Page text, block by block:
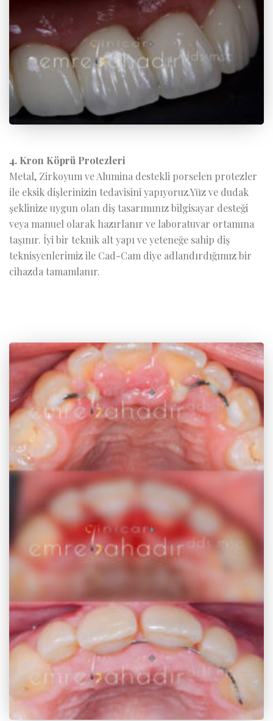
4. Kron Köprü Protezleri
Metal, Zirkoyum ve Alumina destekli porselen protezler
ile eksik dişlerinizin tedavisini yapıyoruz.Yüz ve dudak
şeklinize uygun olan diş tasarımınız bilgisayar desteği
veya manuel olarak hazırlanır ve laboratuvar ortamına
taşınır. İyi bir teknik alt yapı ve yeteneğe sahip diş
teknisyenlerimiz ile Cad-Cam diye adlandırdığımız bir
cihazda tamamlanır.